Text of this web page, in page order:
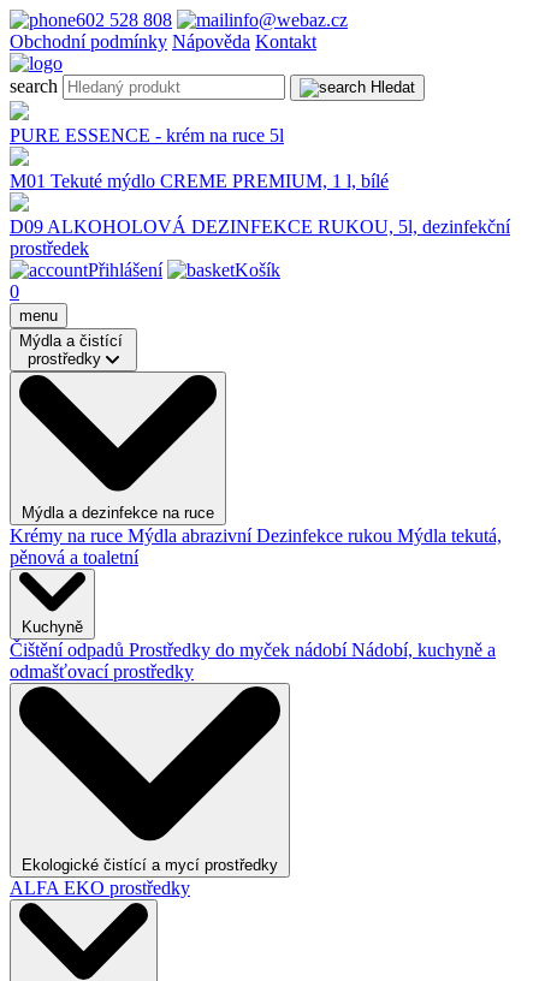
602 528 808
info@webaz.cz
Obchodní podmínky Nápověda Kontakt
search Hledat
PURE ESSENCE - krém na ruce 5l
M01 Tekuté mýdlo CREME PREMIUM, 1 l, bílé
D09 ALKOHOLOVÁ DEZINFEKCE RUKOU, 5l, dezinfekční
prostředek
Přihlášení
Košík
0
menu
Mýdla a čistící
prostředky
Mýdla a dezinfekce na ruce
Krémy na ruce Mýdla abrazivníDezinfekce rukou Mýdla tekutá,
pěnová a toaletní
Kuchyně
Čištění odpadů Prostředky do myček nádobíNádobí, kuchyně a
odmašťovací prostředky
Ekologické čistící a mycí prostředky
ALFA EKO prostředky